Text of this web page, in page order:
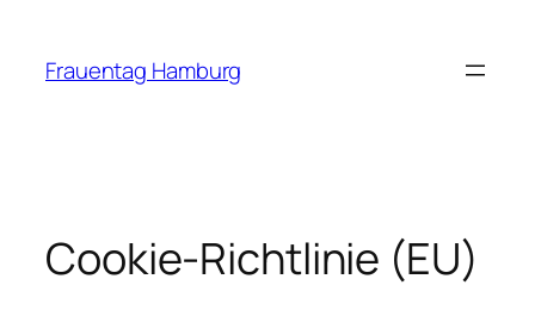
springen
Frauentag Hamburg
Cookie-Richtlinie (EU)